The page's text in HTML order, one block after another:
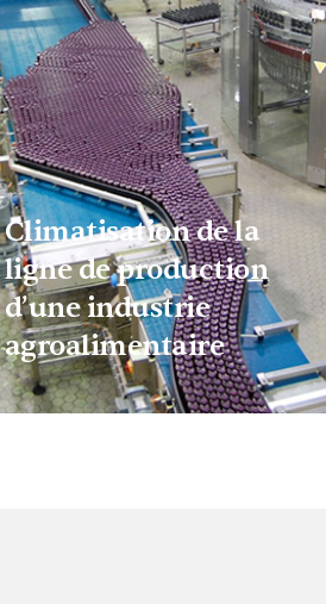
Climatisation de la
ligne de production
d’une industrie
agroalimentaire